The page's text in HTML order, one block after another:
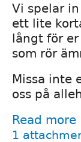
Vi spelar
ett lite
långt för
som rör
Missa inte
oss på
Read more
1